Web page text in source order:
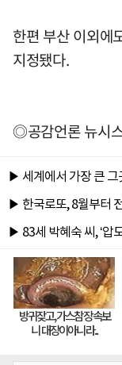
한편 부산 이외에
지정됐다.
◎공감언론 뉴시